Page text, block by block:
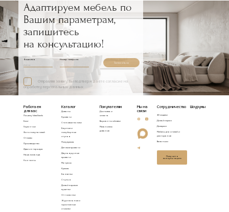
Адаптируем мебель по
Вашим параметрам,
запишитесь
на консультацию!
Ваше имя Номер телефона
Записаться
Отправляя заявку, Вы подтверждаете согласие на
обработку персональных данных
Работаем
для вас
Почему Idealbeds
Блог
Гарантии
Фото покупателей
Отзывы
Производство
Идеи интерьера
Наша команда
Контакты
Каталог
Диваны
Кровати
Стеновые панели
Барные и
полубарные
стулья
Полукресла
Детские кровати
Двухъярусные
кровати
Матрасы
Кресла
Банкетки
Стулья
Дизайнерские
кушетки
Оттоманки
Журнальные и
приставные
столики
Покупателям
Доставка и
оплата
Варианты обивки
Механизмы
диванов
Мы на
связи
Сотрудничество
3D модели
Дизайнерам
Дилерам
Мебель для отелей и
ресторанов
Вакансии
Получить
консультацию
Шоурумы